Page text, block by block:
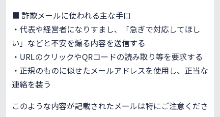
■ 詐欺メールに使われる主な手口
・代表や経営者になりすまし、「急ぎで対応してほし
い」などと不安を煽る内容を送信する
・URLのクリックやQRコードの読み取り等を要求する
・正規のものに似せたメールアドレスを使用し、正当な
連絡を装う
このような内容が記載されたメールは特にご注意くださ